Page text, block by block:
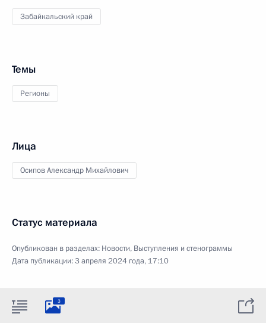
Забайкальский край
Темы
Регионы
Лица
Осипов Александр Михайлович
Статус материала
Опубликован в разделах: Новости, Выступления и стенограммы
Дата публикации:3 апреля 2024 года, 17:10
3